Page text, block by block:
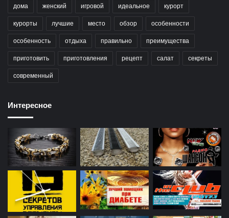
дома женский игровой идеальное курорт
курорты лучшие место обзор особенности
особенность отдыха правильно преимущества
приготовить приготовления рецепт салат секреты
современный
Интересное